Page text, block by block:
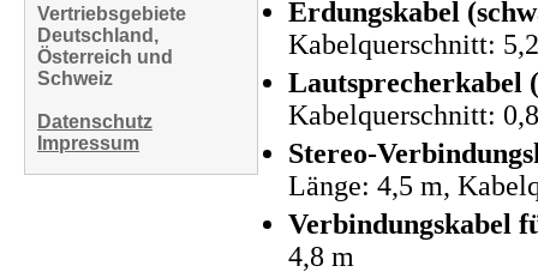
Vertriebsgebiete
Deutschland,
Österreich und
Schweiz
Datenschutz
Impressum
Erdungskabel
Kabelquerschnitt:
Lautsprecherkabel
Kabelquerschnitt:
Stereo-
Länge: 4,5 m,
Verbindungskabel
4,8 m